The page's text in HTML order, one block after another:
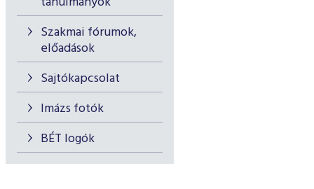
Szakmai fórumok,
előadások
Sajtókapcsolat
Imázs fotók
BÉT logók